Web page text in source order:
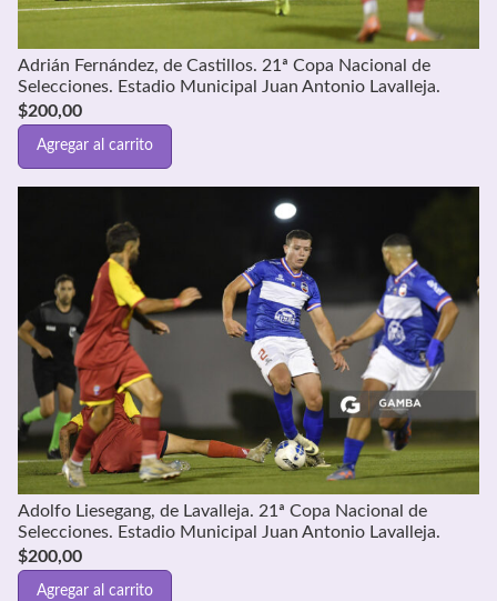
Adrián Fernández, de Castillos. 21ª Copa Nacional de
Selecciones. Estadio Municipal Juan Antonio Lavalleja.
$200,00
Agregar al carrito
Adolfo Liesegang, de Lavalleja. 21ª Copa Nacional de
Selecciones. Estadio Municipal Juan Antonio Lavalleja.
$200,00
Agregar al carrito